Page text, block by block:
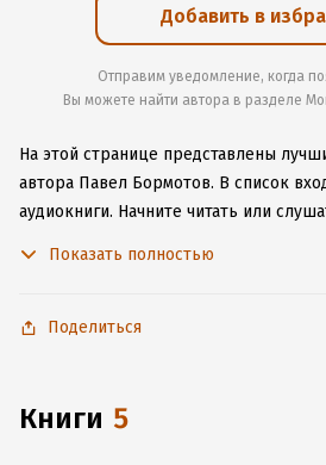
Добавить в
Отправим уведомление, когда
Вы можете найти автора в разделе
На этой странице представлены
автора Павел Бормотов. В список
аудиокниги. Начните читать или
к интернету.
Показать полностью
Поделиться
книги 5